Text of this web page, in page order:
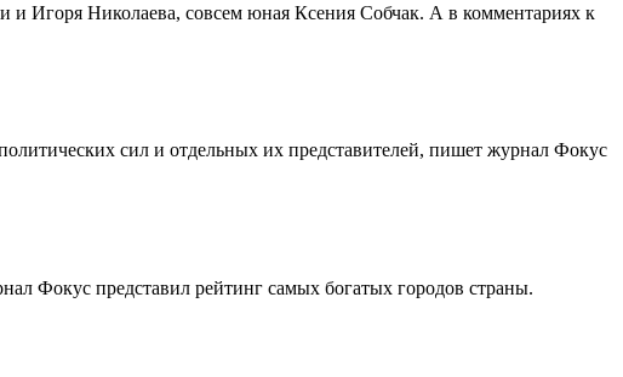
и Игоря Николаева, совсем юная Ксения Собчак. А в комментариях к
сил и отдельных их представителей, пишет журнал Фокус
Фокус представил рейтинг самых богатых городов страны.